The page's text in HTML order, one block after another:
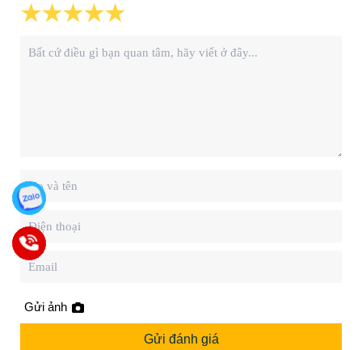
Gửi ảnh
Gửi đánh giá